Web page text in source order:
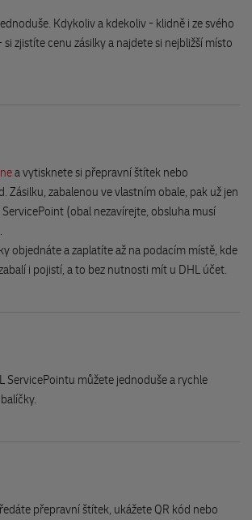
III
Kdykoliv a kdekoliv - klidně i ze svého
zjistíte cenu zásilky a najdete si nejbližší místo
a vytisknete si přepravní štítek nebo
Zásilku, zabalenou ve vlastním obale, pak už jen
(obal nezavírejte, obsluha musí
objednáte a zaplatíte až na podacím místě, kde
i pojistí, a to bez nutnosti mít u DHL účet.
ServicePointu můžete jednoduše a rychle
přepravní štítek, ukážete QR kód nebo